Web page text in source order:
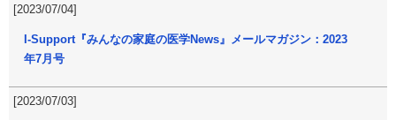
[2023/07/04]
I-Support『みんなの家庭の医学News』メールマガジン：2023
年7月号
[2023/07/03]